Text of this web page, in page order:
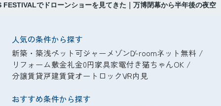
FESTIVALでドローンショーを見てきた｜万博閉幕から半年後の夜空
人気の条件から探す
新築・築浅ペット可シャーメゾンD-roomネット無料
リフォーム敷金礼金0円家具家電付き猫ちゃんOK
分譲賃貸戸建賃貸オートロックVR内見
おすすめ条件から探す